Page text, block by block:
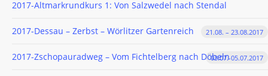
2017-Altmarkrundkurs 1: Von Salzwedel nach Stendal
2017-Dessau – Zerbst – Wörlitzer Gartenreich 21.08. – 23.08.2017
2017-Zschopauradweg – Vom Fichtelberg nach Döbeln03.07.-05.07.2017